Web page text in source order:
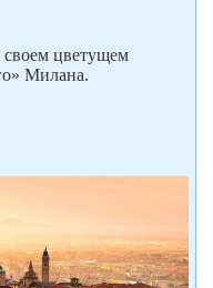
цветущем
Милана.